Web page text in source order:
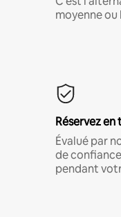
moyenne
Réservez
Évalué par
de
pendant